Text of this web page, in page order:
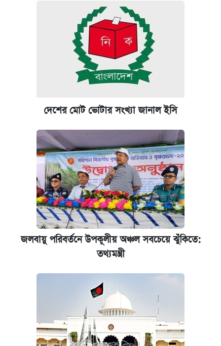
আজকের বাজারে স্বর্ণের দাম (৬ আগস্ট)
রাষ্ট্রবিরোধী কর্মকাণ্ড: ঢাবির কয়েকজন শিক্ষকের
পিএসসিতে আরও চার সদস্য নিয়োগ
প্রতিষ্ঠান প্রধানদের ভাইভা শুরুর নির্দেশ শিক্ষামন্ত্রীর
কেমব্রিজ বিশ্ববিদ্যালয়ের এমবিএ স্কলারশিপে
আবেদন শুরু
দেশের মোট ভোটার সংখ্যা জানাল ইসি
জলবায়ু পরিবর্তনে উপকূলীয় অঞ্চল সবচেয়ে ঝুঁকিতে:
তথ্যমন্ত্রী